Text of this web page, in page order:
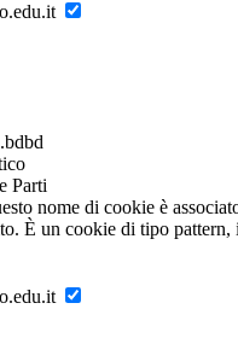
Parti
nome di cookie è
È un cookie di tipo